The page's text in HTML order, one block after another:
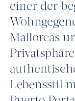
einer der
Mallorcas
Lebensstil